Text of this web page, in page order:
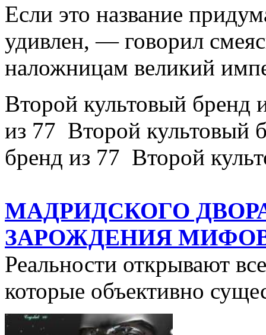
Если это название
удивлен, — говорил
наложницам великий
Второй культовый бренд
из 77 Второй культовый
бренд из 77 Второй
МАДРИДСКОГО
ЗАРОЖДЕНИЯ
Реальности открывают
которые объективно